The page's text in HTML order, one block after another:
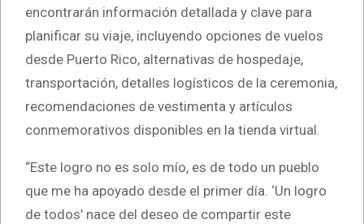
encontrarán información detallada y clave para
planificar su viaje, incluyendo opciones de vuelos
desde Puerto Rico, alternativas de hospedaje,
transportación, detalles logísticos de la ceremonia,
recomendaciones de vestimenta y artículos
conmemorativos disponibles en la tienda virtual.
“Este logro no es solo mío, es de todo un pueblo
que me ha apoyado desde el primer día. ‘Un logro
de todos’ nace del deseo de compartir este